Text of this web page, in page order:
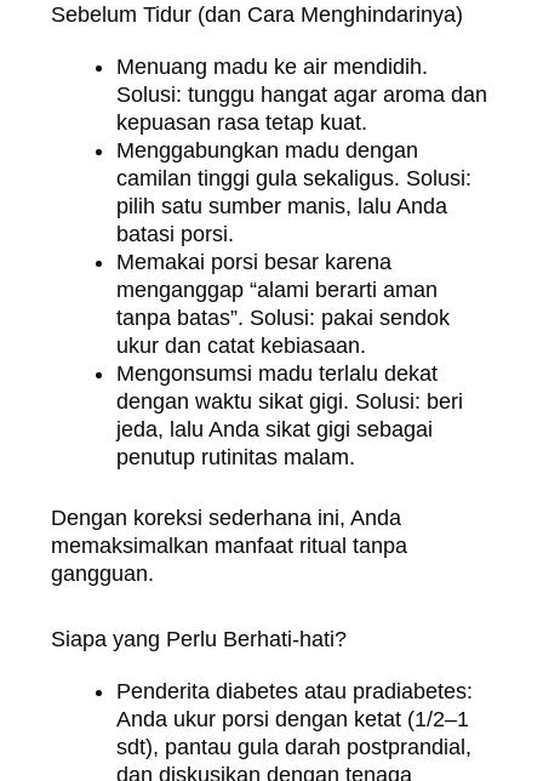
Sebelum Tidur (dan Cara Menghindarinya)
Menuang madu ke air mendidih.
Solusi: tunggu hangat agar aroma dan
kepuasan rasa tetap kuat.
Menggabungkan madu dengan
camilan tinggi gula sekaligus. Solusi:
pilih satu sumber manis, lalu Anda
batasi porsi.
Memakai porsi besar karena
menganggap “alami berarti aman
tanpa batas”. Solusi: pakai sendok
ukur dan catat kebiasaan.
Mengonsumsi madu terlalu dekat
dengan waktu sikat gigi. Solusi: beri
jeda, lalu Anda sikat gigi sebagai
penutup rutinitas malam.
Dengan koreksi sederhana ini, Anda
memaksimalkan manfaat ritual tanpa
gangguan.
Siapa yang Perlu Berhati-hati?
Penderita diabetes atau pradiabetes:
Anda ukur porsi dengan ketat (1/2–1
sdt), pantau gula darah postprandial,
dan diskusikan dengan tenaga